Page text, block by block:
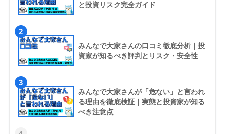
と投資リスク完全ガイド
2
みんなで大家さんの口コミ徹底分析｜投
資家が知るべき評判とリスク・安全性
3
みんなで大家さんが「危ない」と言われ
る理由を徹底検証｜実態と投資家が知る
べき注意点